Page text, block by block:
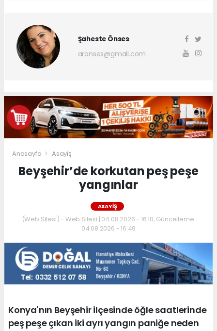
Şaheste Önses
aronses@gmail.com
Anasayfa Asayiş
Beyşehir’de korkutan peş peşe
yangınlar
ASAYIŞ
(Web Sitesi) - Web Sitesi | 04.08.2026 - 16:10, Güncelleme:
04.08.2026 - 16:49
Konya'nın Beyşehir ilçesinde öğle saatlerinde
peş peşe çıkan iki ayrı yangın paniğe neden